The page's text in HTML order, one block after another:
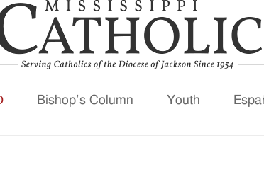
Bishop’s Column Youth